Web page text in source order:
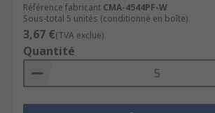
Référence fabricant CMA-4544PF-W
Sous-total 5 unités (conditionné en boîte)
3,67 €(TVA exclue)
Quantité